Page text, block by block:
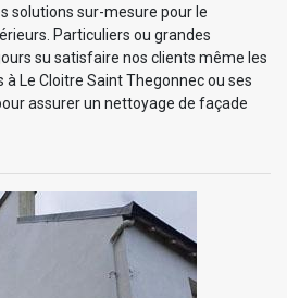
solutions sur-mesure pour le
Particuliers ou grandes
su satisfaire nos clients même les
à Le Cloitre Saint Thegonnec ou ses
assurer un nettoyage de façade